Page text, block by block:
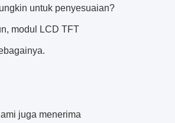
untuk penyesuaian?
modul LCD TFT
juga menerima